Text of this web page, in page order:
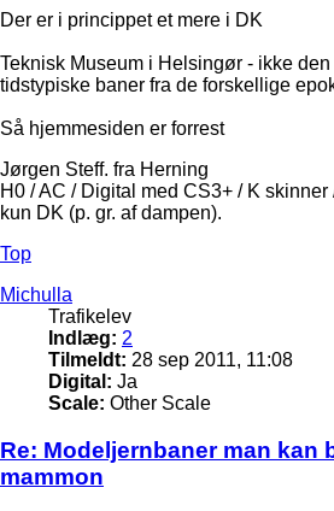
Der er i princippet et mere i DK
Teknisk Museum i Helsingør - ikke
tidstypiske baner fra de forskellige
Så hjemmesiden er forrest
Jørgen Steff. fra Herning
H0 / AC / Digital med CS3+ / K
kun DK (p. gr. af dampen).
Top
Michulla
Trafikelev
Indlæg: 2
Tilmeldt: 28 sep 2011, 11:08
Digital: Ja
Scale: Other Scale
Re: Modeljernbaner man kan
mammon